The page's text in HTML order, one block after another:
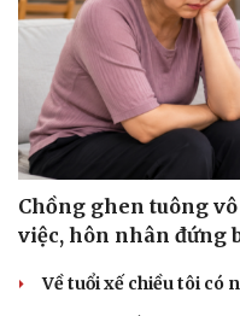
Chồng ghen tuông
việc, hôn nhân đứng
Về tuổi xế chiều tôi có